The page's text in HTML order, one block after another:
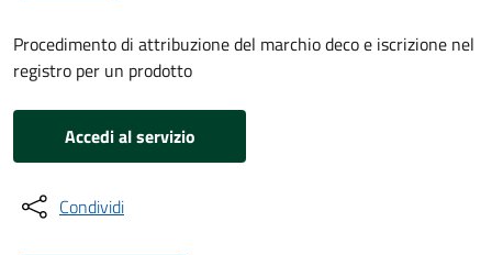
Procedimento di attribuzione del marchio deco e iscrizione nel
registro per un prodotto
Accedi al servizio
Condividi